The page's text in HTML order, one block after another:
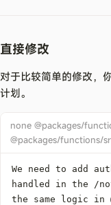
直接修改
对于比较简单的修改，
计划。
none @packages/
@packages/functions/
the same logic in